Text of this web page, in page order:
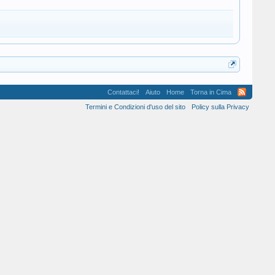
Contattaci! Aiuto Home
Torna in Cima
Termini e Condizioni d'uso del sito
Policy sulla Privacy